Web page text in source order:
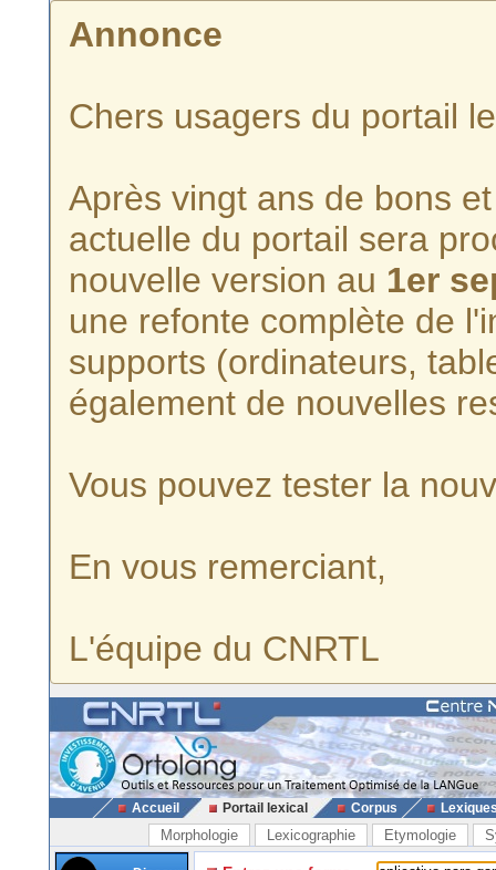
Annonce
Chers usagers du portail
Après vingt ans de bons
actuelle du portail sera
nouvelle version au 1er
une refonte complète de
supports (ordinateurs,
également de nouvelles
Vous pouvez tester la
En vous remerciant,
L'équipe du CNRTL
Accueil Portail lexical Corpus
Morphologie Lexicographie Etymologie